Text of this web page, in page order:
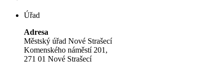
Úřad
Adresa
Městský úřad Nové Strašecí
Komenského náměstí 201,
271 01 Nové Strašecí